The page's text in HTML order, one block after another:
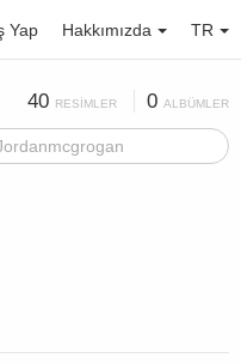
Yap Hakkımızda TR
40 RESIMLER 0 ALBÜMLER